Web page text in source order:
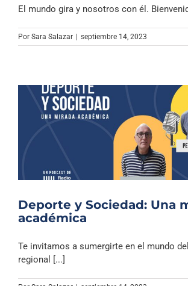
El mundo gira y nosotros con él.
Por Sara Salazar | septiembre 14, 2023
Deporte y Sociedad: Una
académica
Te invitamos a sumergirte en el mundo
regional [...]